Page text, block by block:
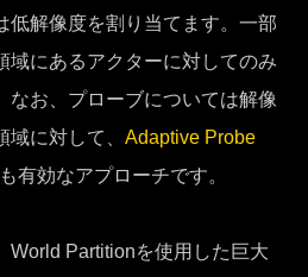
低解像度を割り当てます。一部
域にあるアクターに対してのみ
なお、プローブについては解像
域に対して、Adaptive Probe
有効なアプローチです。
World Partitionを使用した巨大